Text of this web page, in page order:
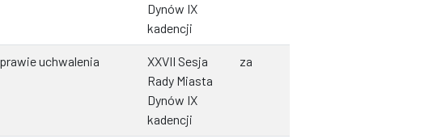
Dynów IX
kadencji
uchwalenia
XXVII Sesja
Rady Miasta
Dynów IX
kadencji
za